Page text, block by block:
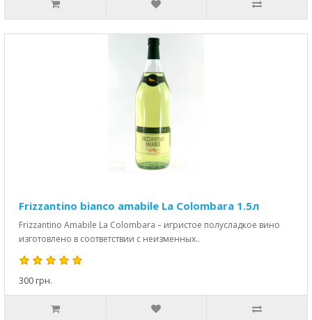
Frizzantino bianco amabile La Colombara 1.5л
Frizzantino Amabile La Colombara – игристое полусладкое вино
изготовлено в соответствии с неизменных..
300 грн.